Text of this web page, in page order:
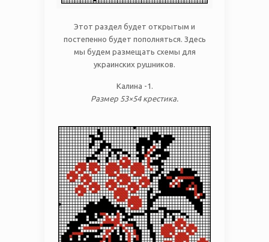
Этот раздел будет открытым и
постепенно будет пополняться. Здесь
мы будем размещать схемы для
украинских рушников.
Калина -1.
Размер 53×54 крестика.